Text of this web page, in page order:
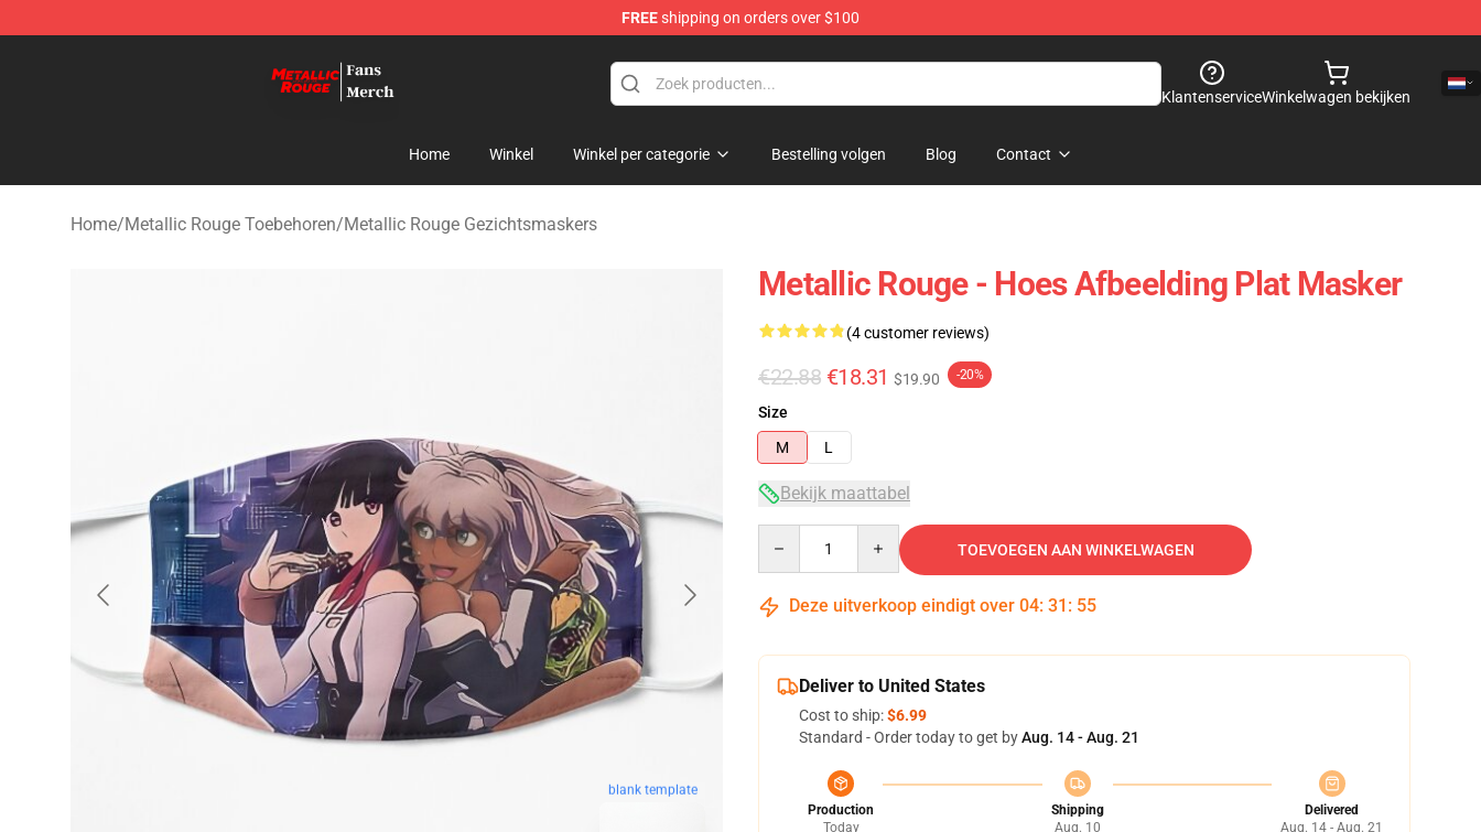
FREEshipping on orders over $100
KlantenserviceWinkelwagen bekijken
Home Winkel Winkel per categorie Bestelling volgen Blog Contact
Home/Metallic Rouge Toebehoren/Metallic Rouge Gezichtsmaskers
blank template
Metallic Rouge - Hoes Afbeelding Plat Masker
(4 customer reviews)
€22.88 €18.31 $19.90 -20%
Size
M
L
Bekijk maattabel
TOEVOEGEN AAN WINKELWAGEN
Deze uitverkoop eindigt over 04: 31 : 54
Deliver to United States
Cost to ship:$6.99
Standard - Order today to get byAug. 14 - Aug. 21
Production
Today
Shipping
Aug. 10
Delivered
Aug. 14 - Aug. 21